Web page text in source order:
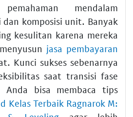
mendalam
komposisi unit. Banyak
kesulitan karena mereka
jasa pembayaran
Kunci sukses sebenarnya
saat transisi fase
bisa membaca tips
Kelas Terbaik Ragnarok M: